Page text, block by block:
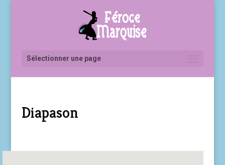
Sélectionner une page
Diapason